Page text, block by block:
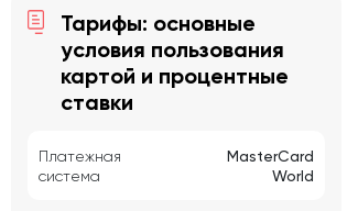
Тарифы: основные
условия пользования
картой и процентные
ставки
Платежная
система
MasterCard
World